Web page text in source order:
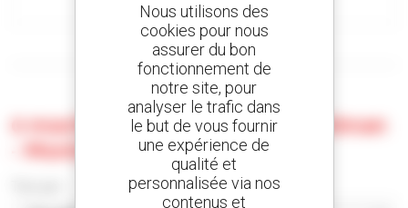
Afficher les filtres de recherche
0 machine d'occasion chez Actiman
- Montauban
Nous utilisons des
cookies pour nous
assurer du bon
fonctionnement de
notre site, pour
analyser le trafic dans
le but de vous fournir
une expérience de
qualité et
personnalisée via nos
contenus et